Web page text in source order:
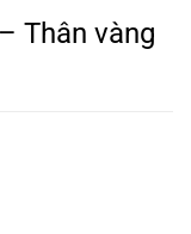
Thân vàng
số lượng